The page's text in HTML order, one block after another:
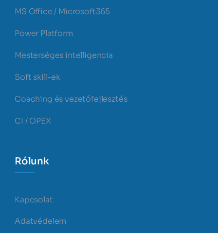
MS Office / Microsoft365
Power Platform
Mesterséges intelligencia
Soft skill-ek
Coaching és vezetőfejlesztés
CI / OPEX
Rólunk
Kapcsolat
Adatvédelem